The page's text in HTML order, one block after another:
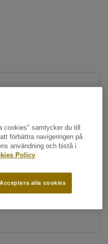
cookies" samtycker du till
förbättra navigeringen på
användning och bistå i
Policy
Acceptera alla cookies